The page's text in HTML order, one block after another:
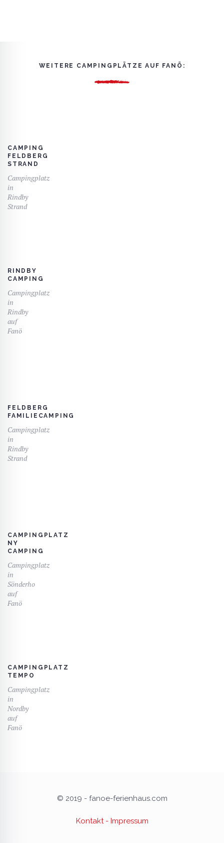
WEITERE CAMPINGPLÄTZE AUF FANÖ:
CAMPING
FELDBERG
STRAND
Campingplatz
in
Rindby
Strand
RINDBY
CAMPING
Campingplatz
in
Rindby
auf
Fanö
FELDBERG
FAMILIECAMPING
Campingplatz
in
Rindby
Strand
CAMPINGPLATZ
NY
CAMPING
Campingplatz
in
Sönderho
auf
Fanö
CAMPINGPLATZ
TEMPO
Campingplatz
in
Nordby
auf
Fanö
© 2019 - fanoe-ferienhaus.com
Kontakt - Impressum